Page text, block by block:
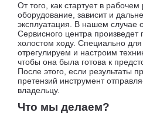
От того, как стартует в
оборудование, зависит и
эксплуатация. В нашем случае
Сервисного центра произведет
холостом ходу. Специально
отрегулируем и настроим
чтобы она была готова к
После этого, если результаты
претензий инструмент
владельцу.
Что мы делаем?